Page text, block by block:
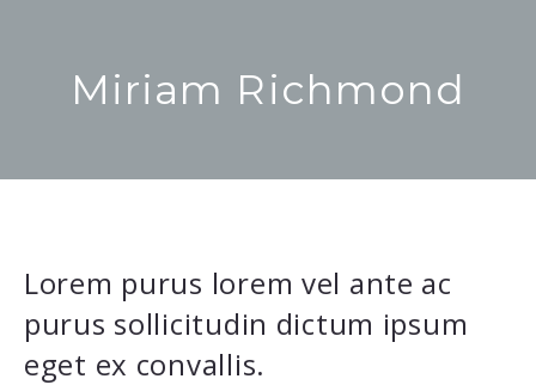
Miriam Richmond
Lorem purus lorem vel ante ac
purus sollicitudin dictum ipsum
eget ex convallis.